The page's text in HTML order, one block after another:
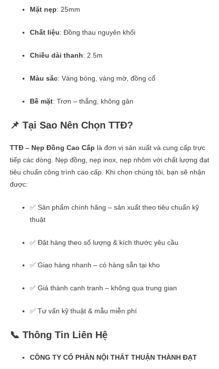
Mặt nẹp: 25mm
Chất liệu: Đồng thau nguyên khối
Chiều dài thanh: 2.5m
Màu sắc: Vàng bóng, vàng mờ, đồng cổ
Bề mặt: Trơn – thẳng, không gân
📌 Tại Sao Nên Chọn TTĐ?
TTĐ – Nẹp Đồng Cao Cấp là đơn vị sản xuất và cung cấp trực
tiếp các dòng. Nẹp đồng, nẹp inox, nẹp nhôm với chất lượng đạt
tiêu chuẩn công trình cao cấp. Khi chọn chúng tôi, bạn sẽ nhận
được:
✅ Sản phẩm chính hãng – sản xuất theo tiêu chuẩn kỹ
thuật
✅ Đặt hàng theo số lượng & kích thước yêu cầu
✅ Giao hàng nhanh – có hàng sẵn tại kho
✅ Giá thành cạnh tranh – không qua trung gian
✅ Tư vấn kỹ thuật & mẫu miễn phí
📞 Thông Tin Liên Hệ
CÔNG TY CỔ PHẦN NỘI THẤT THUẬN THÀNH ĐẠT